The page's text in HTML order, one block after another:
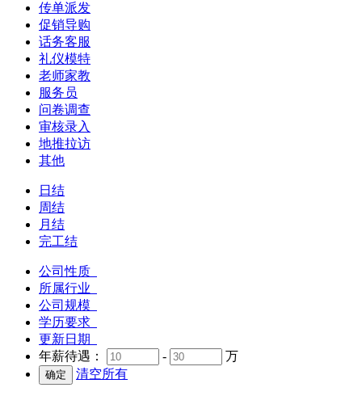
传单派发
促销导购
话务客服
礼仪模特
老师家教
服务员
问卷调查
审核录入
地推拉访
其他
日结
周结
月结
完工结
公司性质
所属行业
公司规模
学历要求
更新日期
年薪待遇：
-
万
清空所有